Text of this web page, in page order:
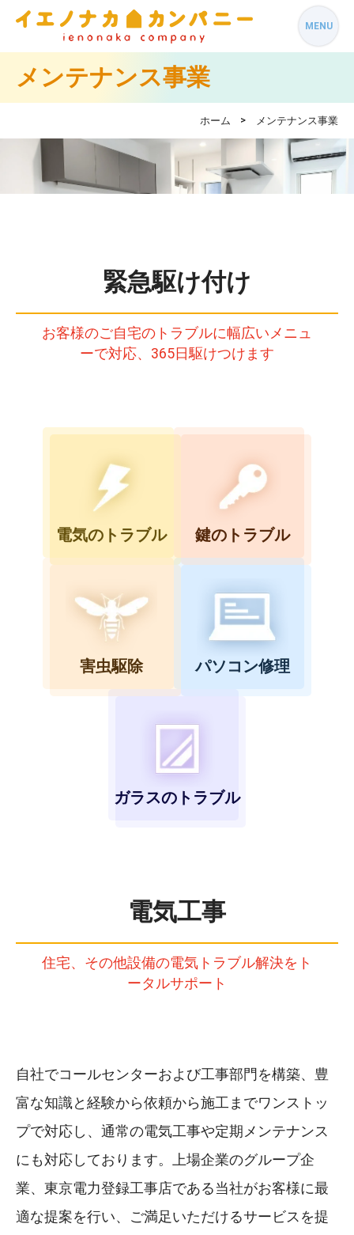
MENU
メンテナンス事業
ホーム メンテナンス事業
緊急駆け付け
お客様のご自宅のトラブルに幅広いメニュ
ーで対応、365日駆けつけます
電気のトラブル 鍵のトラブル
害虫駆除 パソコン修理
ガラスのトラブル
電気工事
住宅、その他設備の電気トラブル解決をト
ータルサポート
自社でコールセンターおよび工事部門を構築、豊
富な知識と経験から依頼から施工までワンストッ
プで対応し、通常の電気工事や定期メンテナンス
にも対応しております。上場企業のグループ企
業、東京電力登録工事店である当社がお客様に最
適な提案を行い、ご満足いただけるサービスを提